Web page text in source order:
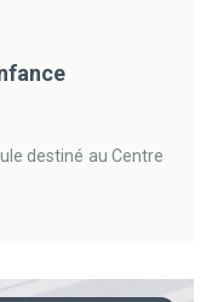
destiné au Centre